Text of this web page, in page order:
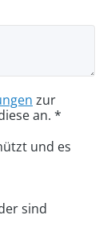
zur
an. *
und es
sind